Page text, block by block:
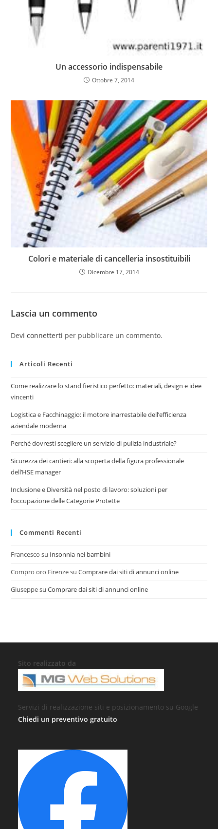
Un accessorio indispensabile
Ottobre 7, 2014
Colori e materiale di cancelleria insostituibili
Dicembre 17, 2014
Lascia un commento
Deviconnetterti per pubblicare un commento.
Articoli Recenti
Come realizzare lo stand fieristico perfetto: materiali, design e idee
vincenti
Logistica e Facchinaggio: il motore inarrestabile dell’efficienza
aziendale moderna
Perché dovresti scegliere un servizio di pulizia industriale?
Sicurezza dei cantieri: alla scoperta della figura professionale
dell’HSE manager
Inclusione e Diversità nel posto di lavoro: soluzioni per
l’occupazione delle Categorie Protette
Commenti Recenti
Francesco su Insonnia nei bambini
Compro oro FirenzesuComprare dai siti di annunci online
GiuseppesuComprare dai siti di annunci online
Sito realizzato da
Servizi di realizzazione siti e posizionamento su Google
Chiedi un preventivo gratuito